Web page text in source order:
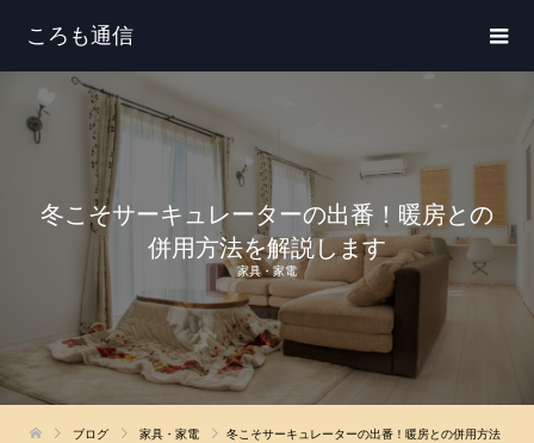
ころも通信
冬こそサーキュレーターの出番！暖房との
併用方法を解説します
家具・家電
ブログ 家具・家電
冬こそサーキュレーターの出番！暖房との併用方法